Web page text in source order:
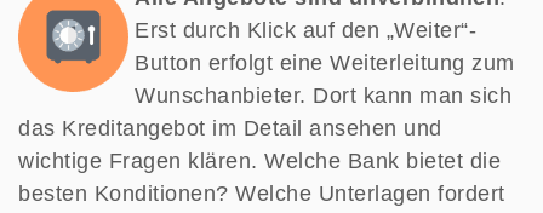
Erst durch Klick auf den „Weiter“-
Button erfolgt eine Weiterleitung zum
Wunschanbieter. Dort kann man sich
das Kreditangebot im Detail ansehen und
wichtige Fragen klären. Welche Bank bietet die
besten Konditionen? Welche Unterlagen fordert